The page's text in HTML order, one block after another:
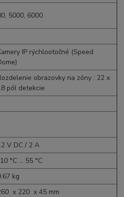
5000, 6000
IP rýchlootočné (Speed
obrazovky na zóny : 22 x
pól detekcie
V DC / 2 A
°C ... 55 °C
kg
x 220 x 45 mm